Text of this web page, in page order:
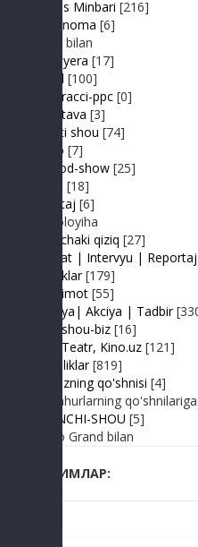
Muhlis Minbari [216]
Ovoznoma [6]
Luiza bilan
Premyera [17]
Prikol [100]
Paparacci-ppc [0]
Podstava [3]
Realiti shou [74]
Retro [7]
Sayyod-show [25]
Sport [18]
Shantaj [6]
Videoloyiha
Shunchaki qiziq [27]
Suhbat | Intervyu | Reportaj
Tabriklar [179]
Taqdimot [55]
Hayriya| Akciya | Tadbir
Turk shou-biz [16]
TV | Teatr, Kino.uz [121]
Yangiliklar [819]
Yulduzning qo'shnisi [4]
Mashhurlarning
BIRINCHI-SHOU [5]
Radio Grand bilan
КИМЛАР: